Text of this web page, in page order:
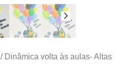
/ Dinâmica volta às aulas- Altas